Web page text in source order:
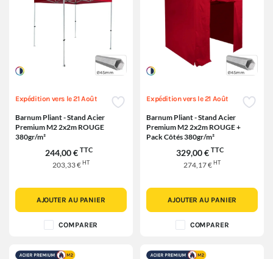
Expédition vers le 21 Août
Barnum Pliant - Stand Acier
Premium M2 2x2m ROUGE
380gr/m²
244,00 € TTC
203,33 €HT
AJOUTER AU PANIER
COMPARER
Expédition vers le 21 Août
Barnum Pliant - Stand Acier
Premium M2 2x2m ROUGE +
Pack Côtés 380gr/m²
329,00 € TTC
274,17 €HT
AJOUTER AU PANIER
COMPARER